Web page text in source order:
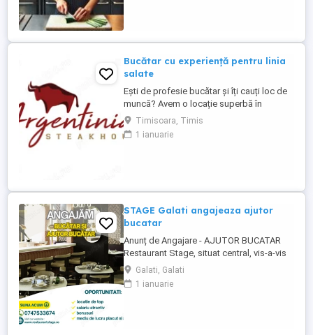
Bucătar cu experiență pentru linia
salate
Ești de profesie bucătar și îți cauți loc de
muncă? Avem o locație superbă în
apropiere de centrul orașului.
Responsabilități: - să fii o persoană
serioasă și muncitoare; - să vorbești
Timisoara, Timis
1 ianuarie
STAGE Galati angajeaza ajutor
bucatar
Anunț de Angajare - AJUTOR BUCATAR
Restaurant Stage, situat central, vis-a-vis
de Finanțe, Galați, angajează Spalator
vase Dacă vrei să lucrezi într-un mediu
corect și transparent, să primești salariul
Galati, Galati
1 ianuarie